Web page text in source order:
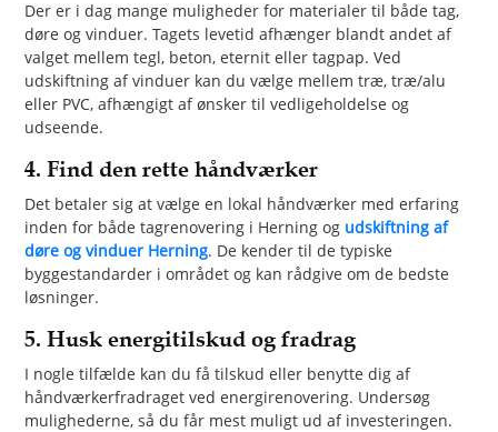
Der er i dag mange muligheder for materialer til både tag,
døre og vinduer. Tagets levetid afhænger blandt andet af
valget mellem tegl, beton, eternit eller tagpap. Ved
udskiftning af vinduer kan du vælge mellem træ, træ/alu
eller PVC, afhængigt af ønsker til vedligeholdelse og
udseende.
4. Find den rette håndværker
Det betaler sig at vælge en lokal håndværker med erfaring
inden for både tagrenovering i Herning og udskiftning af
døre og vinduer Herning. De kender til de typiske
byggestandarder i området og kan rådgive om de bedste
løsninger.
5. Husk energitilskud og fradrag
I nogle tilfælde kan du få tilskud eller benytte dig af
håndværkerfradraget ved energirenovering. Undersøg
mulighederne, så du får mest muligt ud af investeringen.